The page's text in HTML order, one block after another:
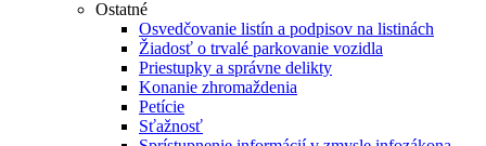
Ostatné
Osvedčovanie listín a podpisov na listinách
Žiadosť o trvalé parkovanie vozidla
Priestupky a správne delikty
Konanie zhromaždenia
Petície
Sťažnosť